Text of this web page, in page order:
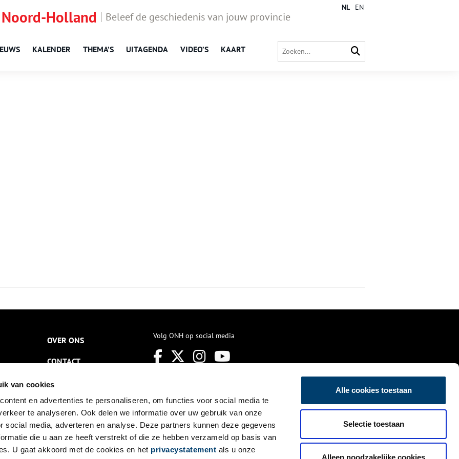
van cookies
en advertenties te personaliseren, om functies voor social media te
te analyseren. Ook delen we informatie over uw gebruik van onze
social media, adverteren en analyse. Deze partners kunnen deze gegevens
die u aan ze heeft verstrekt of die ze hebben verzameld op basis van
U gaat akkoord met de cookies en het privacystatement als u onze
Alle cookies toestaan
Selectie toestaan
Alleen noodzakelijke cookies
Holland Beleef de geschiedenis van jouw provincie
KALENDER THEMA’S UITAGENDA VIDEO’S KAART
NL EN
OVER ONS
CONTACT
NIEUWSBRIEF
DISCLAIMER
PRIVACY
TOEGANKELIJKHEID
Volg ONH op social media